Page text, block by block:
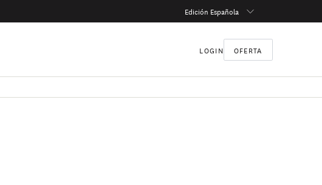
Edición Española
LOGIN OFERTA